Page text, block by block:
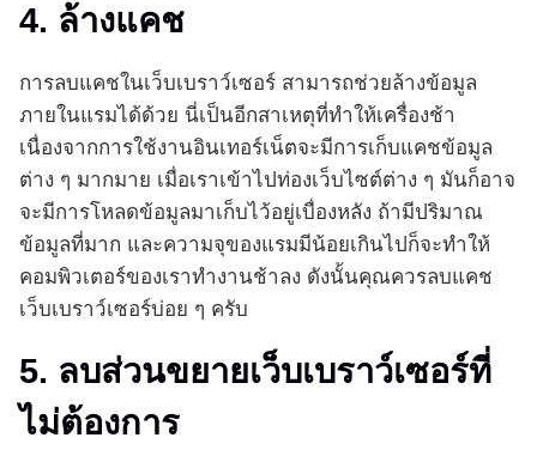
4. ล้างแคช
การลบแคชในเว็บเบราว์เซอร์ สามารถช่วยล้างข้อมูล
ภายในแรมได้ด้วย นี่เป็นอีกสาเหตุที่ทำให้เครื่องช้า
เนื่องจากการใช้งานอินเทอร์เน็ตจะมีการเก็บแคชข้อมูล
ต่าง ๆ มากมาย เมื่อเราเข้าไปท่องเว็บไซต์ต่าง ๆ มันก็อาจ
จะมีการโหลดข้อมูลมาเก็บไว้อยู่เบื่องหลัง ถ้ามีปริมาณ
ข้อมูลที่มาก และความจุของแรมมีน้อยเกินไปก็จะทำให้
คอมพิวเตอร์ของเราทำงานช้าลง ดังนั้นคุณควรลบแคช
เว็บเบราว์เซอร์บ่อย ๆ ครับ
5. ลบส่วนขยายเว็บเบราว์เซอร์ที่
ไม่ต้องการ